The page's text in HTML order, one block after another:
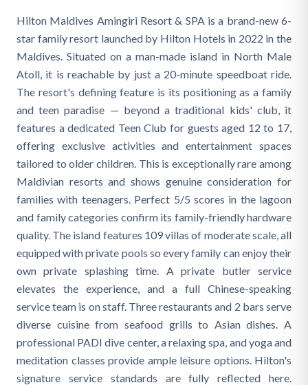
Hilton Maldives Amingiri Resort & SPA is a brand-new 6-
star family resort launched by Hilton Hotels in 2022 in the
Maldives. Situated on a man-made island in North Male
Atoll, it is reachable by just a 20-minute speedboat ride.
The resort's defining feature is its positioning as a family
and teen paradise — beyond a traditional kids' club, it
features a dedicated Teen Club for guests aged 12 to 17,
offering exclusive activities and entertainment spaces
tailored to older children. This is exceptionally rare among
Maldivian resorts and shows genuine consideration for
families with teenagers. Perfect 5/5 scores in the lagoon
and family categories confirm its family-friendly hardware
quality. The island features 109 villas of moderate scale, all
equipped with private pools so every family can enjoy their
own private splashing time. A private butler service
elevates the experience, and a full Chinese-speaking
service team is on staff. Three restaurants and 2 bars serve
diverse cuisine from seafood grills to Asian dishes. A
professional PADI dive center, a relaxing spa, and yoga and
meditation classes provide ample leisure options. Hilton's
signature service standards are fully reflected here.